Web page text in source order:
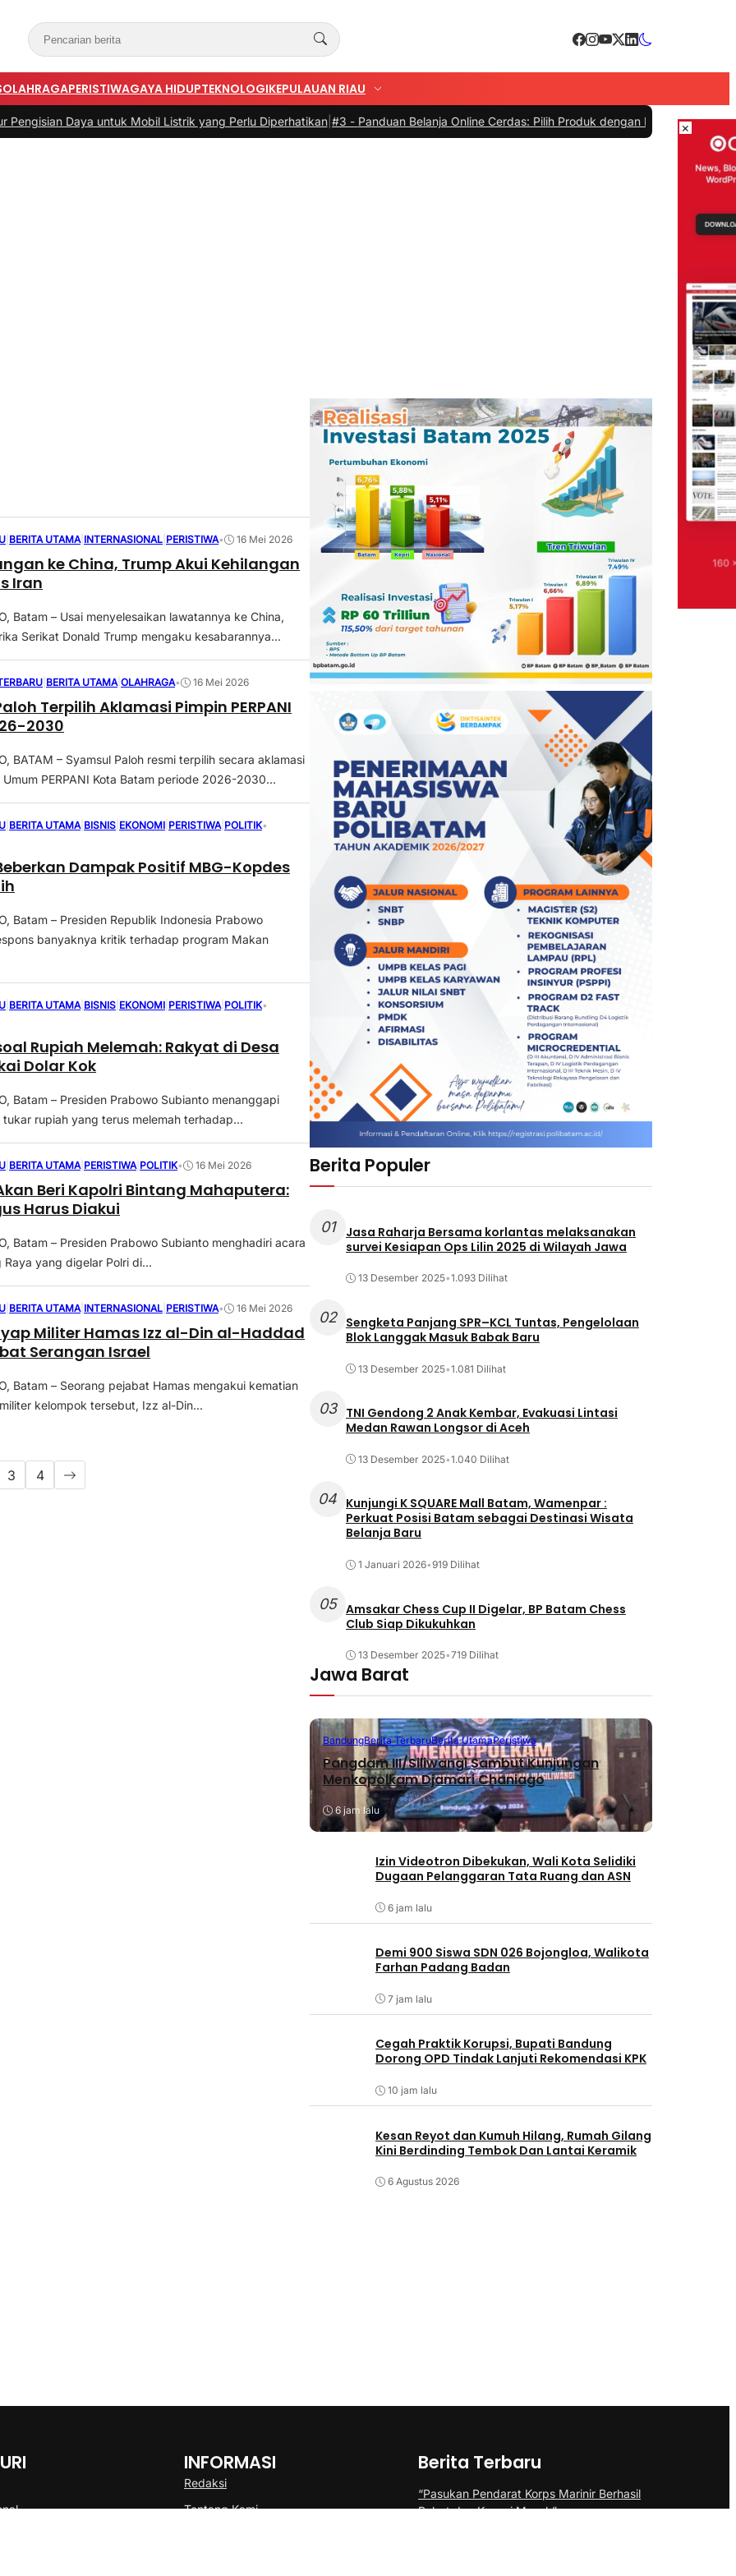
OLAHRAGAPERISTIWAGAYA HIDUPTEKNOLOGIKEPULAUAN RIAU
untuk Mobil Listrik yang Perlu Diperhatikan|#3 -Panduan Belanja Online Cerdas: Pilih Produk dengan Bijak dan Hindari Penipuan|
BERITA UTAMA INTERNASIONAL PERISTIWA• 16 Mei 2026
ke China, Trump Akui Kehilangan
Iran
Batam – Usai menyelesaikan lawatannya ke China,
Serikat Donald Trump mengaku kesabarannya...
BERITA UTAMA |OLAHRAGA• 16 Mei 2026
Terpilih Aklamasi Pimpin PERPANI
2030
BATAM – Syamsul Paloh resmi terpilih secara aklamasi
PERPANI Kota Batam periode 2026-2030...
BERITA UTAMA BISNIS EKONOMI PERISTIWA POLITIK•
Dampak Positif MBG-Kopdes
Batam – Presiden Republik Indonesia Prabowo
banyaknya kritik terhadap program Makan
BERITA UTAMA BISNIS EKONOMI PERISTIWA POLITIK•
Rupiah Melemah: Rakyat di Desa
Dolar Kok
Batam – Presiden Prabowo Subianto menanggapi
tukar rupiah yang terus melemah terhadap...
BERITA UTAMA PERISTIWA POLITIK• 16 Mei 2026
Beri Kapolri Bintang Mahaputera:
Harus Diakui
Batam – Presiden Prabowo Subianto menghadiri acara
Raya yang digelar Polri di...
BERITA UTAMA INTERNASIONAL PERISTIWA• 16 Mei 2026
Militer Hamas Izz al-Din al-Haddad
Serangan Israel
Batam – Seorang pejabat Hamas mengakui kematian
kelompok tersebut, Izz al-Din...
3 4
Berita Populer
01
Jasa Raharja Bersama korlantas melaksanakan
survei Kesiapan Ops Lilin 2025 di Wilayah Jawa
13 Desember 2025•1.093 Dilihat
02
Sengketa Panjang SPR–KCL Tuntas, Pengelolaan
Blok Langgak Masuk Babak Baru
13 Desember 2025•1.081 Dilihat
03
TNI Gendong 2 Anak Kembar, Evakuasi Lintasi
Medan Rawan Longsor di Aceh
13 Desember 2025•1.040 Dilihat
04 Kunjungi K SQUARE Mall Batam, Wamenpar :
Perkuat Posisi Batam sebagai Destinasi Wisata
Belanja Baru
1 Januari 2026•919 Dilihat
05 Amsakar Chess Cup II Digelar, BP Batam Chess
Club Siap Dikukuhkan
13 Desember 2025•719 Dilihat
Jawa Barat
BandungBerita TerbaruBerita UtamaPeristiwa
Pangdam III/Siliwangi Sambut Kunjungan
Menkopolkam Djamari Chaniago
6 jam lalu
Izin Videotron Dibekukan, Wali Kota Selidiki
Dugaan Pelanggaran Tata Ruang dan ASN
6 jam lalu
Demi 900 Siswa SDN 026 Bojongloa, Walikota
Farhan Padang Badan
7 jam lalu
Cegah Praktik Korupsi, Bupati Bandung
Dorong OPD Tindak Lanjuti Rekomendasi KPK
10 jam lalu
Kesan Reyot dan Kumuh Hilang, Rumah Gilang
Kini Berdinding Tembok Dan Lantai Keramik
6 Agustus 2026
INFORMASI
Redaksi
Tentang Kami
Berita Terbaru
“Pasukan Pendarat Korps Marinir Berhasil
Rebut dan Kuasai Musuh”
×